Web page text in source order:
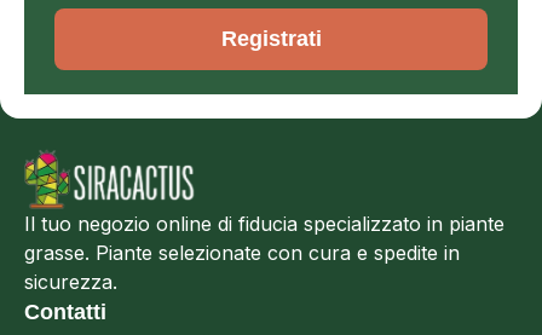
Registrati
Il tuo negozio online di fiducia specializzato in piante
grasse. Piante selezionate con cura e spedite in
sicurezza.
Contatti